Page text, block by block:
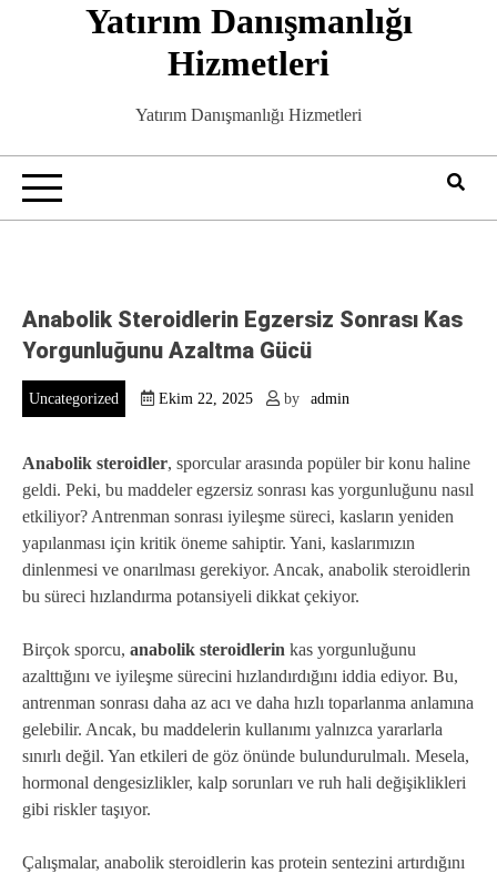
Yatırım Danışmanlığı
Hizmetleri
Yatırım Danışmanlığı Hizmetleri
Anabolik Steroidlerin Egzersiz Sonrası Kas
Yorgunluğunu Azaltma Gücü
Uncategorized Ekim 22, 2025 by admin
Anabolik steroidler, sporcular arasında popüler bir konu haline
geldi. Peki, bu maddeler egzersiz sonrası kas yorgunluğunu nasıl
etkiliyor? Antrenman sonrası iyileşme süreci, kasların yeniden
yapılanması için kritik öneme sahiptir. Yani, kaslarımızın
dinlenmesi ve onarılması gerekiyor. Ancak, anabolik steroidlerin
bu süreci hızlandırma potansiyeli dikkat çekiyor.
Birçok sporcu, anabolik steroidlerin kas yorgunluğunu
azalttığını ve iyileşme sürecini hızlandırdığını iddia ediyor. Bu,
antrenman sonrası daha az acı ve daha hızlı toparlanma anlamına
gelebilir. Ancak, bu maddelerin kullanımı yalnızca yararlarla
sınırlı değil. Yan etkileri de göz önünde bulundurulmalı. Mesela,
hormonal dengesizlikler, kalp sorunları ve ruh hali değişiklikleri
gibi riskler taşıyor.
Çalışmalar, anabolik steroidlerin kas protein sentezini artırdığını